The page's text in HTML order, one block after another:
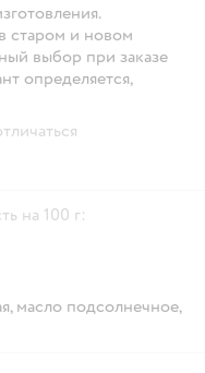
старом и новом
выбор при заказе
определяется,
на 100 г:
масло подсолнечное,